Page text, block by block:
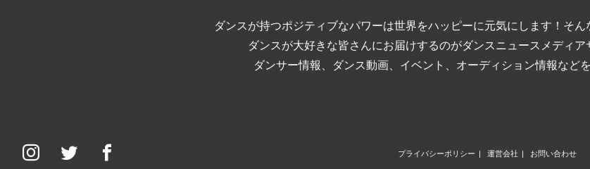
ダンスが持つポジティブなパワーは世界をハッピーに元気にします！そん
ダンスが大好きな皆さんにお届けするのがダンスニュースメディア
ダンサー情報、ダンス動画、イベント、オーディション情報など
プライバシーポリシー 運営会社 お問い合わせ